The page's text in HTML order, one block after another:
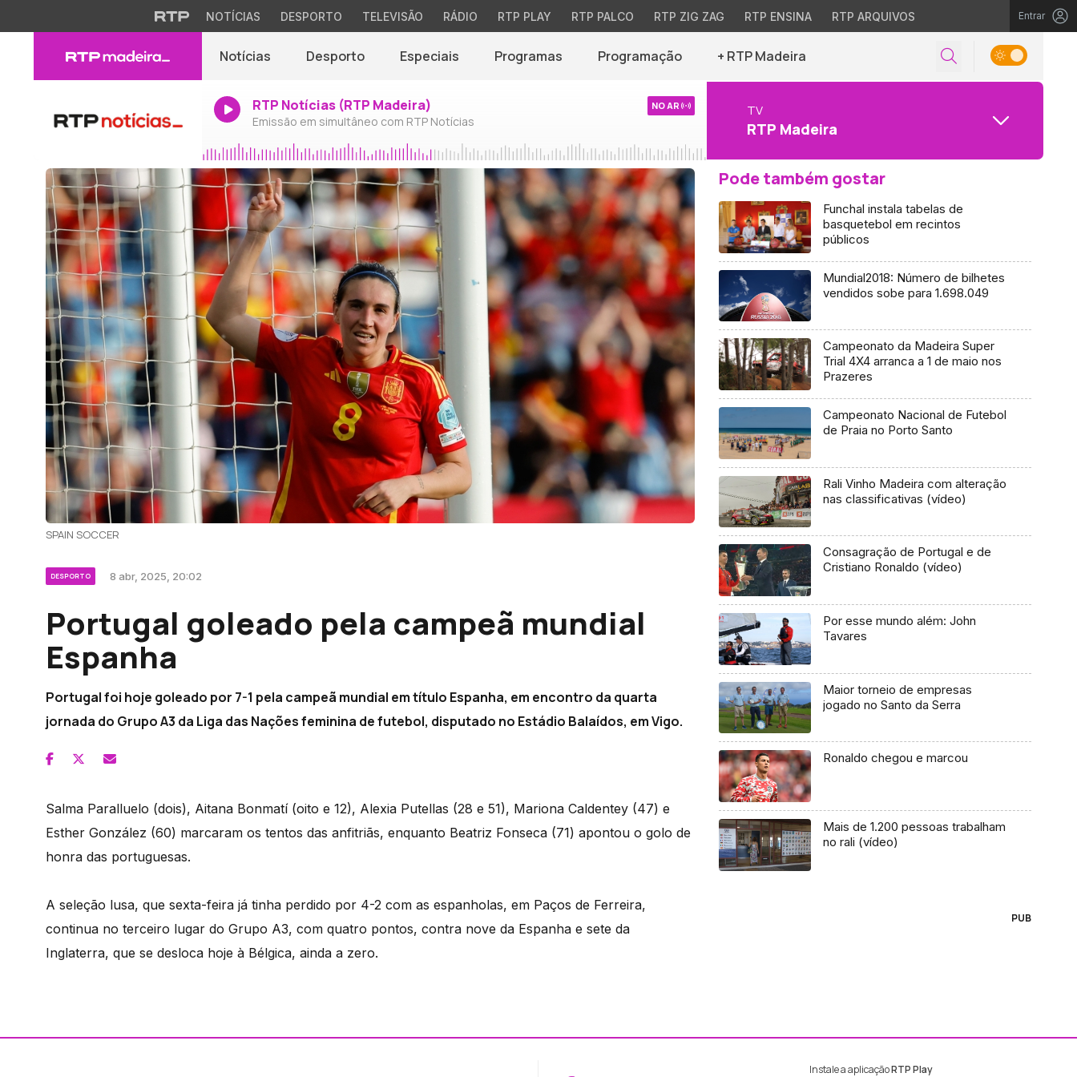
NOTÍCIAS DESPORTO TELEVISÃO RÁDIO RTP PLAY RTP PALCO RTP ZIG ZAG RTP ENSINA RTP ARQUIVOS Entrar
Notícias Desporto Especiais Programas Programação + RTP Madeira
RTP Notícias (RTP Madeira)
Emissão em simultâneo com RTP Notícias
NO AR TV
RTP Madeira
SPAIN SOCCER
DESPORTO 8 abr, 2025, 20:02
Portugal goleado pela campeã mundial
Espanha
Portugal foi hoje goleado por 7-1 pela campeã mundial em título Espanha, em encontro da quarta
jornada do Grupo A3 da Liga das Nações feminina de futebol, disputado no Estádio Balaídos, em Vigo.
Salma Paralluelo (dois), Aitana Bonmatí (oito e 12), Alexia Putellas (28 e 51), Mariona Caldentey (47) e
Esther González (60) marcaram os tentos das anfitriãs, enquanto Beatriz Fonseca (71) apontou o golo de
honra das portuguesas.
A seleção lusa, que sexta-feira já tinha perdido por 4-2 com as espanholas, em Paços de Ferreira,
continua no terceiro lugar do Grupo A3, com quatro pontos, contra nove da Espanha e sete da
Inglaterra, que se desloca hoje à Bélgica, ainda a zero.
Pode também gostar
Funchal instala tabelas de
basquetebol em recintos
públicos
Mundial2018: Número de bilhetes
vendidos sobe para 1.698.049
Campeonato da Madeira Super
Trial 4X4 arranca a 1 de maio nos
Prazeres
Campeonato Nacional de Futebol
de Praia no Porto Santo
Rali Vinho Madeira com alteração
nas classificativas (vídeo)
Consagração de Portugal e de
Cristiano Ronaldo (vídeo)
Por esse mundo além: John
Tavares
Maior torneio de empresas
jogado no Santo da Serra
Ronaldo chegou e marcou
Mais de 1.200 pessoas trabalham
no rali (vídeo)
PUB
Instale a aplicaçãoRTP Play